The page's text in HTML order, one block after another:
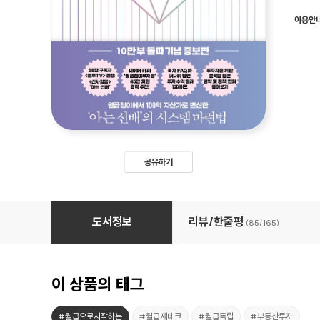
공유하기
이용안
월급쟁이 부자로 은퇴하라 (10만부 기념 증보판)
도서정보 리뷰/한줄평 (85/165)
이 상품의 태그
#월급으로시작하는 #월급재테크 #월급독립 #부동산투자